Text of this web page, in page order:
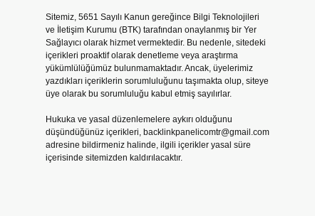
Sitemiz, 5651 Sayılı Kanun gereğince Bilgi Teknolojileri
ve İletişim Kurumu (BTK) tarafından onaylanmış bir Yer
Sağlayıcı olarak hizmet vermektedir. Bu nedenle, sitedeki
içerikleri proaktif olarak denetleme veya araştırma
yükümlülüğümüz bulunmamaktadır. Ancak, üyelerimiz
yazdıkları içeriklerin sorumluluğunu taşımakta olup, siteye
üye olarak bu sorumluluğu kabul etmiş sayılırlar.
Hukuka ve yasal düzenlemelere aykırı olduğunu
düşündüğünüz içerikleri, backlinkpanelicomtr@gmail.com
adresine bildirmeniz halinde, ilgili içerikler yasal süre
içerisinde sitemizden kaldırılacaktır.